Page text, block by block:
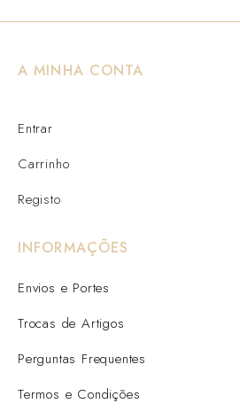
A MINHA CONTA
Entrar
Carrinho
Registo
INFORMAÇÕES
Envios e Portes
Trocas de Artigos
Perguntas Frequentes
Termos e Condições